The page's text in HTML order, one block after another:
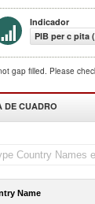
Indicador
PIB per c pita
gap filled. Please
DE CUADRO
Name